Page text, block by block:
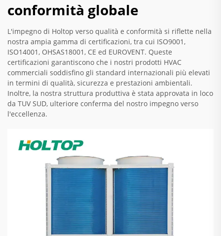
conformità globale
L'impegno di Holtop verso qualità e conformità si riflette nella
nostra ampia gamma di certificazioni, tra cui ISO9001,
ISO14001, OHSAS18001, CE ed EUROVENT. Queste
certificazioni garantiscono che i nostri prodotti HVAC
commerciali soddisfino gli standard internazionali più elevati
in termini di qualità, sicurezza e prestazioni ambientali.
Inoltre, la nostra struttura produttiva è stata approvata in loco
da TUV SUD, ulteriore conferma del nostro impegno verso
l'eccellenza.